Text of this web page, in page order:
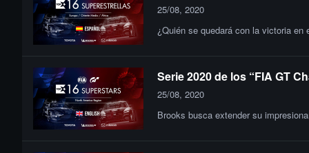
25/08, 2020
¿Quién se quedará con la victoria
Serie 2020 de los “FIA GT
25/08, 2020
Brooks busca extender su